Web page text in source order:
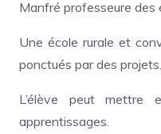
Manfré professeure des
Une école rurale et
ponctués par des projets.
L’élève peut mettre
apprentissages.